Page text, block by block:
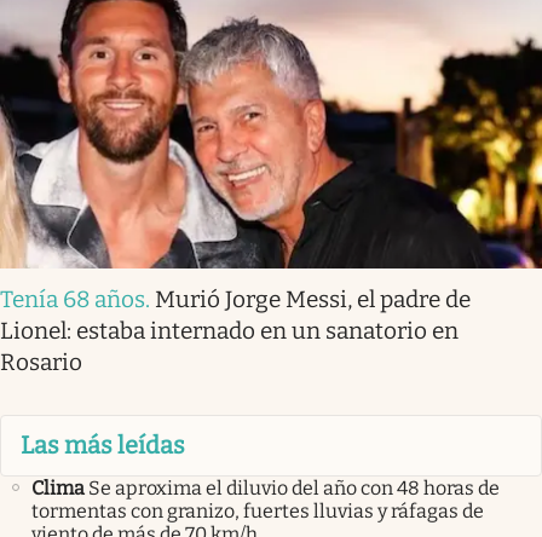
Tenía 68 años. Murió Jorge Messi, el padre de
Lionel: estaba internado en un sanatorio en
Rosario
Las más leídas
Clima Se aproxima el diluvio del año con 48 horas de
tormentas con granizo, fuertes lluvias y ráfagas de